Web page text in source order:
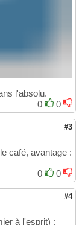
l'absolu.
0
0
#3
café, avantage :
0
0
#4
à l'esprit) :